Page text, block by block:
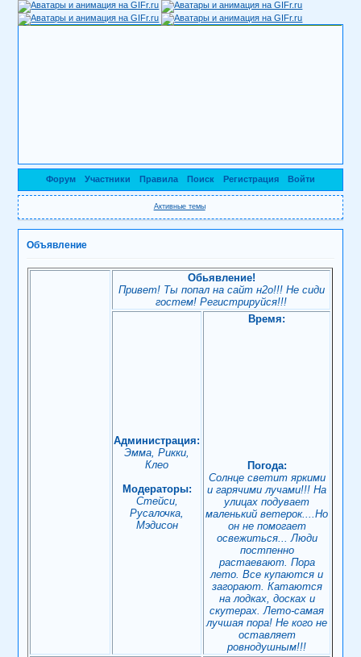
Форум Участники Правила Поиск Регистрация Войти
Активные темы
Объявление
Обьявление!
Привет! Ты попал на сайт н2о!!! Не сиди
гостем! Регистрируйся!!!
Администрация:
Эмма, Рикки,
Клео
Модераторы:
Стейси,
Русалочка,
Мэдисон
Время:
Погода:
Солнце светит яркими
и гарячими лучами!!! На
улицах подувает
маленький ветерок....Но
он не помогает
освежиться... Люди
постпенно
растаевают. Пора
лето. Все купаются и
загорают. Катаются
на лодках, досках и
скутерах. Лето-самая
лучшая пора! Не кого не
оставляет
ровнодушным!!!